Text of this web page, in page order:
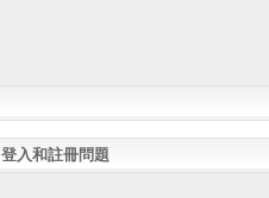
登入和註冊問題